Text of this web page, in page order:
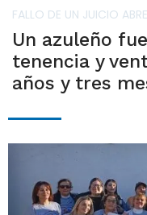
FALLO DE UN JUICIO
Un azuleño
tenencia y
años y tres